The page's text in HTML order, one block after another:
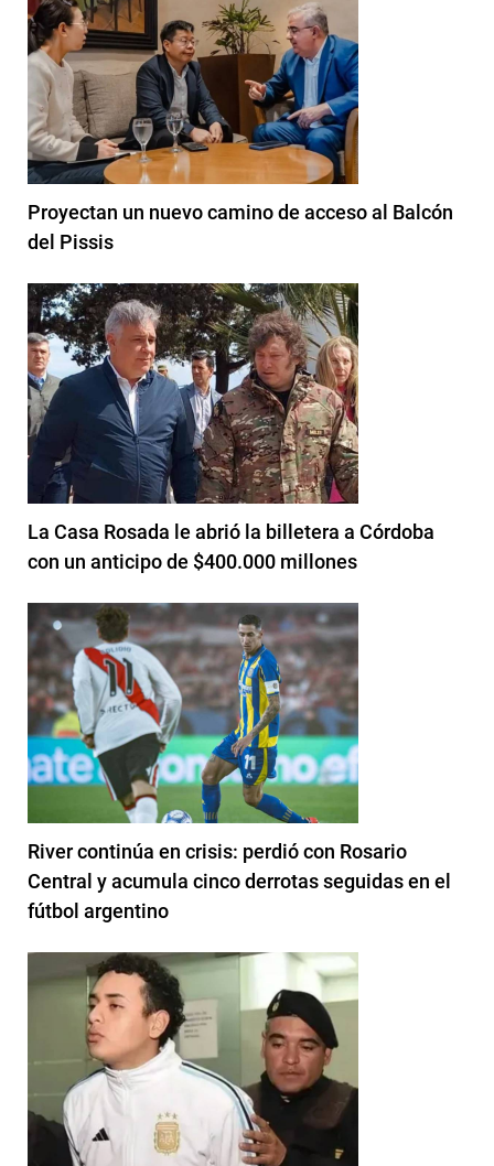
Proyectan un nuevo camino de acceso al Balcón
del Pissis
La Casa Rosada le abrió la billetera a Córdoba
con un anticipo de $400.000 millones
River continúa en crisis: perdió con Rosario
Central y acumula cinco derrotas seguidas en el
fútbol argentino